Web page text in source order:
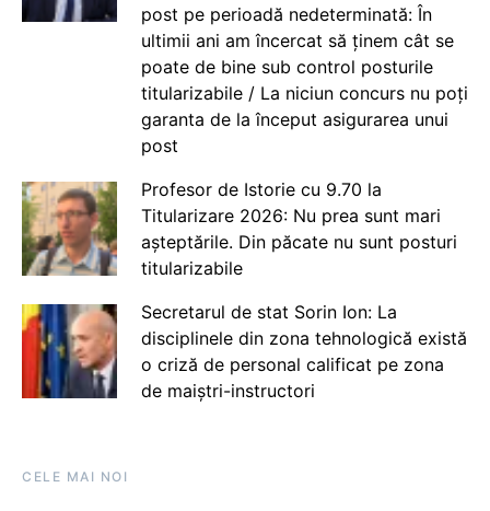
post pe perioadă nedeterminată: În
ultimii ani am încercat să ținem cât se
poate de bine sub control posturile
titularizabile / La niciun concurs nu poți
garanta de la început asigurarea unui
post
Profesor de Istorie cu 9.70 la
Titularizare 2026: Nu prea sunt mari
așteptările. Din păcate nu sunt posturi
titularizabile
Secretarul de stat Sorin Ion: La
disciplinele din zona tehnologică există
o criză de personal calificat pe zona
de maiștri-instructori
CELE MAI NOI